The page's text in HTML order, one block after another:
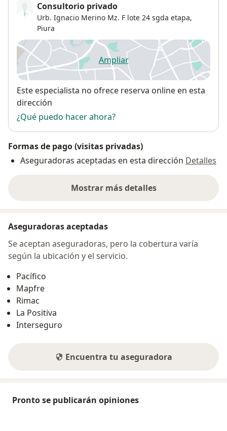
Consultorio privado
Urb. Ignacio Merino Mz. F lote 24 sgda etapa,
Piura
Ampliarse abre en una nueva
Disponibilidad
Este especialista no ofrece reserva online en esta
dirección
¿Qué puedo hacer ahora?
Formas de pago (visitas privadas)
Aseguradoras aceptadas en esta dirección Detalles
Mostrar más detalles
sobre la dirección
Aseguradoras aceptadas
Se aceptan aseguradoras, pero la cobertura varía
según la ubicación y el servicio.
Pacífico
Mapfre
Rimac
La Positiva
Interseguro
Encuentra tu aseguradora
Pronto se publicarán opiniones